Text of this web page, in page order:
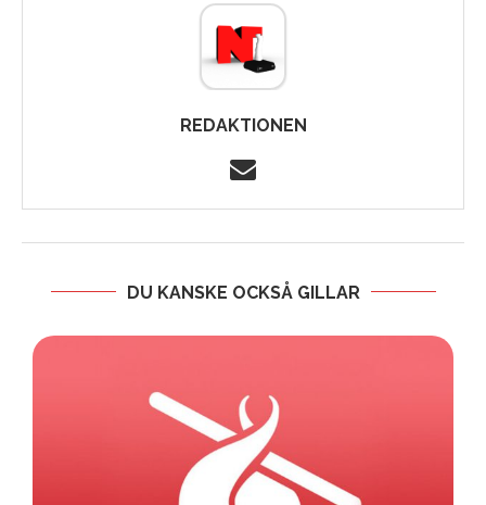
REDAKTIONEN
DU KANSKE OCKSÅ GILLAR